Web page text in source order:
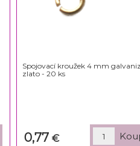
Spojovací kroužek 4 mm
zlato - 20 ks
0,77€